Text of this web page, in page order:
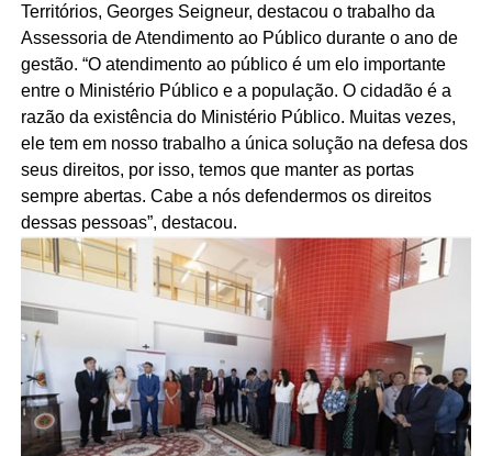
Territórios, Georges Seigneur, destacou o trabalho da
Assessoria de Atendimento ao Público durante o ano de
gestão. “O atendimento ao público é um elo importante
entre o Ministério Público e a população. O cidadão é a
razão da existência do Ministério Público. Muitas vezes,
ele tem em nosso trabalho a única solução na defesa dos
seus direitos, por isso, temos que manter as portas
sempre abertas. Cabe a nós defendermos os direitos
dessas pessoas”, destacou.